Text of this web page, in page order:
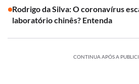
Rodrigo da Silva: O coronavírus
laboratório chinês? Entenda
CONTINUA APÓS A